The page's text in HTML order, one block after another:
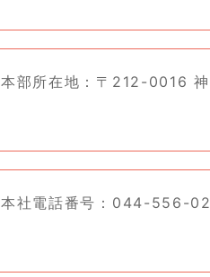
本部所在地：〒212-0016
本社電話番号：044-556-